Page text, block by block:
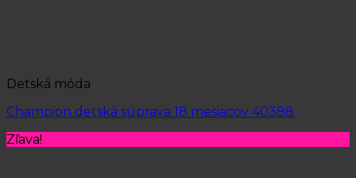
Detská móda
Champion detská súprava 18 mesiacov 40388
Zľava!